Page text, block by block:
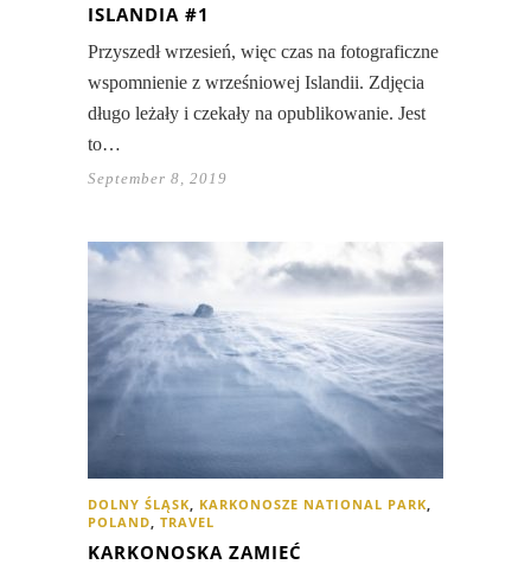
ISLANDIA #1
Przyszedł wrzesień, więc czas na fotograficzne
wspomnienie z wrześniowej Islandii. Zdjęcia
długo leżały i czekały na opublikowanie. Jest
to…
September 8, 2019
DOLNY ŚLĄSK KARKONOSZE NATIONAL PARK
POLAND TRAVEL
KARKONOSKA ZAMIEĆ